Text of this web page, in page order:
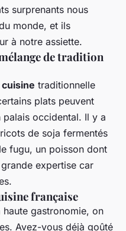
surprenants nous
monde, et ils
à notre assiette.
de tradition
cuisine traditionnelle
plats peuvent
palais occidental. Il y a
de soja fermentés
fugu, un poisson dont
expertise car
française
haute gastronomie, on
Avez-vous déjà goûté